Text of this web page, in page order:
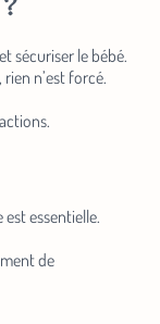
sécuriser le bébé.
, rien n’est forcé.
essentielle.
de